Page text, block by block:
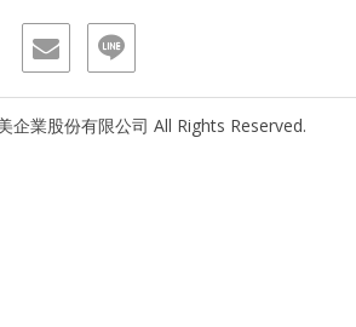
企業股份有限公司 All Rights Reserved.